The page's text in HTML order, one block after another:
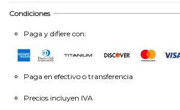
Condiciones
Paga y difiere con:
Paga en efectivo o transferencia
Precios incluyen IVA